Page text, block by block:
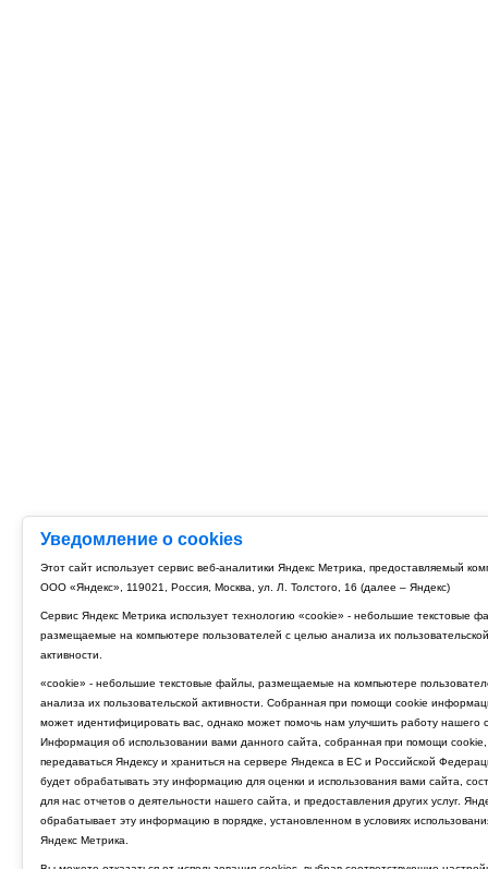
Уведомление о cookies
Этот сайт использует сервис веб-аналитики Яндекс Метрика, предоставляемый
ООО «Яндекс», 119021, Россия, Москва, ул. Л. Толстого, 16 (далее – Яндекс)
Сервис Яндекс Метрика использует технологию «cookie» - небольшие текстовые
размещаемые на компьютере пользователей с целью анализа их пользовательской
активности.
«cookie» - небольшие текстовые файлы, размещаемые на компьютере
анализа их пользовательской активности. Собранная при помощи cookie
может идентифицировать вас, однако может помочь нам улучшить работу нашего
Информация об использовании вами данного сайта, собранная при помощи cookie,
передаваться Яндексу и храниться на сервере Яндекса в ЕС и Российской
будет обрабатывать эту информацию для оценки и использования вами сайта,
для нас отчетов о деятельности нашего сайта, и предоставления других услуг.
обрабатывает эту информацию в порядке, установленном в условиях
Яндекс Метрика.